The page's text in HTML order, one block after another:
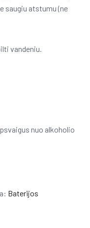
saugiu atstumu (ne
vandeniu.
nuo alkoholio
Baterijos